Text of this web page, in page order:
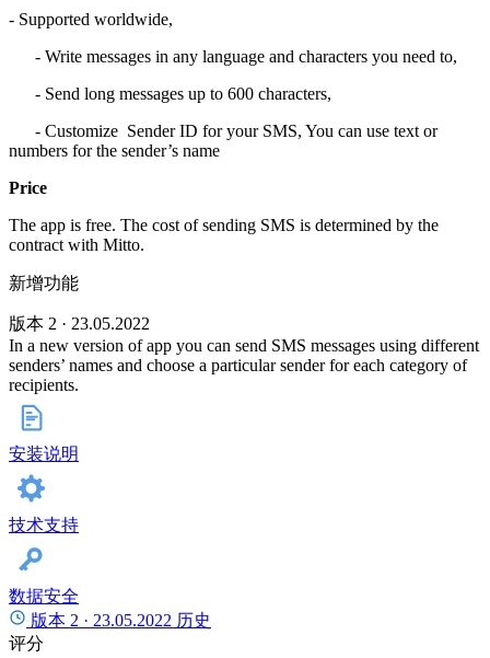
- Supported worldwide,
- Write messages in any language and characters you need to,
- Send long messages up to 600 characters,
- Customize Sender ID for your SMS, You can use text or
numbers for the sender’s name
Price
The app is free. The cost of sending SMS is determined by the
contract with Mitto.
新增功能
版本 2 · 23.05.2022
In a new version of app you can send SMS messages using different
senders’ names and choose a particular sender for each category of
recipients.
安装说明
技术支持
数据安全
版本 2 · 23.05.2022 历史
评分